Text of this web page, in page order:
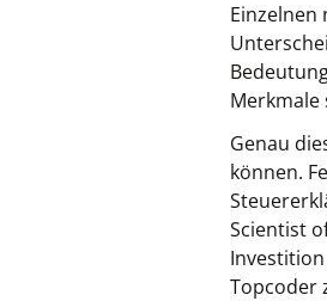
Einzelnen
Merkmale
Genau
können.
Scientist
Topcoder